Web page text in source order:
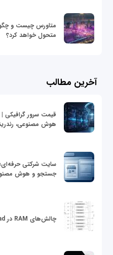
متاورس چیست و
متحول خواهد کرد؟
آخرین مطالب
هوش مصنوعی،
سایت شرکتی
جستجو و هوش
چالش‌های RAM در Workloadهای محاسباتی HPC